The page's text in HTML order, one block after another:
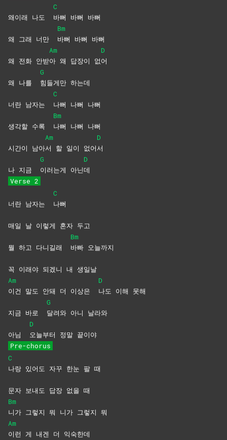
왜이래 나도
C
바뻐 바뻐 바뻐
왜 그래 너만
Bm
바뻐 바뻐 바뻐
왜 전화 안받
Am
아 왜 답장이 없
D
어
왜 나를
G
힘들게만 하는데
너란 남자는
C
나뻐 나뻐 나뻐
생각할 수록
Bm
나뻐 나뻐 나뻐
시간이 남아
Am
서 할 일이 없어
D
서
나 지금
G
이러는게 아닌
D
데
Verse 2
너란 남자는
C
나뻐
매일 날 이렇게 혼자 두고
뭘 하고 다니길래
Bm
바빠 오늘까지
꼭 이래야 되겠니 내 생일날
Am
이건 말도 안돼 더 이상은
D
나도 이해 못해
지금 바로
G
달려와 아니 날라와
아님
D
오늘부터 정말 끝이야
Pre-chorus
C
나랑 있어도 자꾸 한눈 팔 때
문자 보내도 답장 없을 때
Bm
니가 그렇지 뭐 니가 그렇지 뭐
Am
이런 게 내겐 더 익숙한데